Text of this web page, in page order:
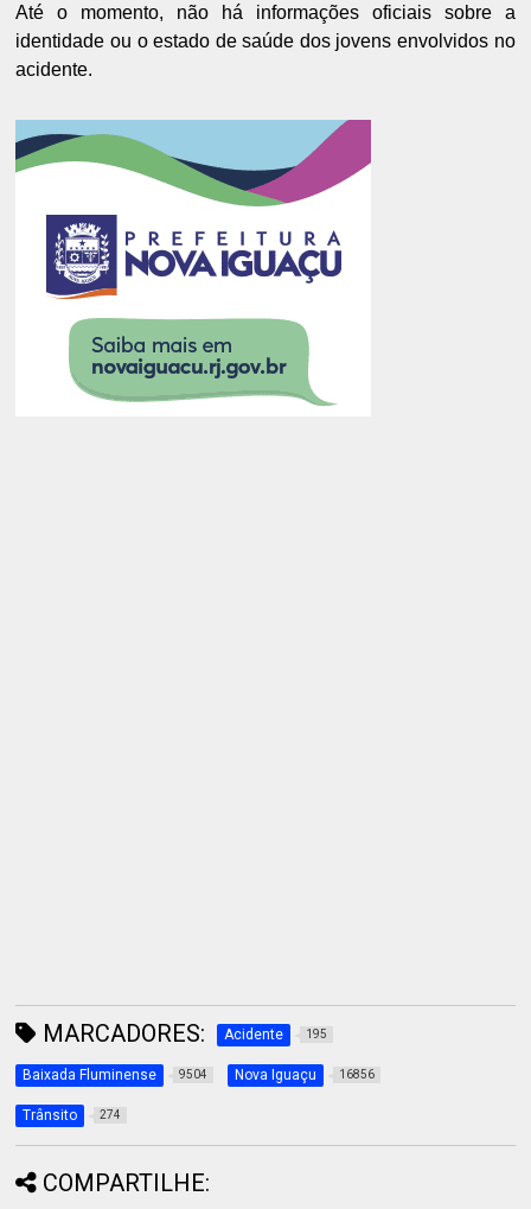
Até o momento, não há informações oficiais sobre a
identidade ou o estado de saúde dos jovens envolvidos no
acidente.
MARCADORES: Acidente 195
Baixada Fluminense 9504 Nova Iguaçu 16856
Trânsito 274
COMPARTILHE: